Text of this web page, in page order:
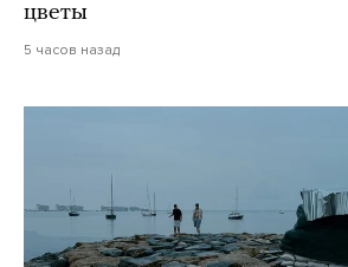
цветы
5 часов назад